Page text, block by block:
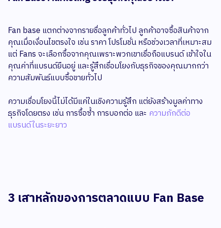
Fan base แตกต่างจากรายชื่อลูกค้าทั่วไป ลูกค้าอาจซื้อสินค้าจาก
คุณเมื่อเงื่อนไขตรงใจ เช่น ราคา โปรโมชั่น หรือช่วงเวลาที่เหมาะสม
แต่ Fans จะเลือกซื้อจากคุณเพราะพวกเขาเชื่อถือแบรนด์ เข้าใจใน
คุณค่าที่แบรนด์ยืนอยู่ และรู้สึกเชื่อมโยงกับธุรกิจของคุณมากกว่า
ความสัมพันธ์แบบซื้อขายทั่วไป
ความเชื่อมโยงนี้ไม่ได้มีแค่ในเชิงความรู้สึก แต่ยังสร้างมูลค่าทาง
ธุรกิจโดยตรง เช่น การซื้อซ้ำ การบอกต่อ และ ความภักดีต่อ
แบรนด์ในระยะยาว
3 เสาหลักของการตลาดแบบ Fan Base